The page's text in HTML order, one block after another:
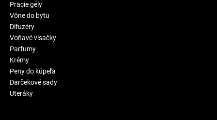
Pracie gély
Vône do bytu
Difuzéry
Voňavé visačky
Parfumy
Krémy
Peny do kúpeľa
Darčekové sady
Uteráky